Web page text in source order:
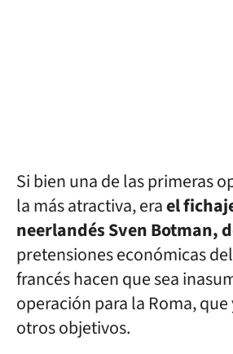
Si bien una de las primeras
la más atractiva, erael
neerlandés Sven Botman,
pretensiones económicas
francés hacen que sea
operación para la Roma,
otros objetivos.